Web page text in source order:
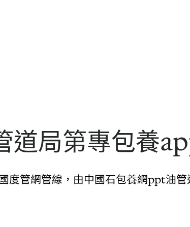
道局第專包養
度管網管線，由中國石包養網ppt油